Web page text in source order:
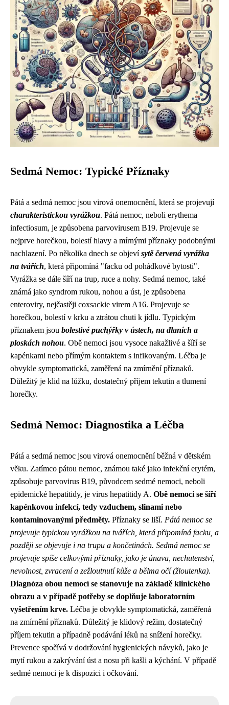
Sedmá Nemoc: Typické Příznaky
Pátá a sedmá nemoc jsou virová onemocnění, která se projevují
charakteristickou vyrážkou. Pátá nemoc, neboli erythema
infectiosum, je způsobena parvovirusem B19. Projevuje se
nejprve horečkou, bolestí hlavy a mírnými příznaky podobnými
nachlazení. Po několika dnech se objevísytě červená vyrážka
na tvářích, která připomíná "facku od pohádkové bytosti".
Vyrážka se dále šíří na trup, ruce a nohy. Sedmá nemoc, také
známá jako syndrom rukou, nohou a úst, je způsobena
enteroviry, nejčastěji coxsackie virem A16. Projevuje se
horečkou, bolestí v krku a ztrátou chuti k jídlu. Typickým
příznakem jsou bolestivé puchýřky v ústech, na dlaních a
ploskách nohou. Obě nemoci jsou vysoce nakažlivé a šíří se
kapénkami nebo přímým kontaktem s infikovaným. Léčba je
obvykle symptomatická, zaměřená na zmírnění příznaků.
Důležitý je klid na lůžku, dostatečný příjem tekutin a tlumení
horečky.
Sedmá Nemoc: Diagnostika a Léčba
Pátá a sedmá nemoc jsou virová onemocnění běžná v dětském
věku. Zatímco pátou nemoc, známou také jako infekční erytém,
způsobuje parvovirus B19, původcem sedmé nemoci, neboli
epidemické hepatitidy, je virus hepatitidy A. Obě nemoci se šíří
kapénkovou infekcí, tedy vzduchem, slinami nebo
kontaminovanými předměty. Příznaky se liší. Pátá nemoc se
projevuje typickou vyrážkou na tvářích, která připomíná facku, a
později se objevuje i na trupu a končetinách. Sedmá nemoc se
projevuje spíše celkovými příznaky, jako je únava, nechutenství,
nevolnost, zvracení a zežloutnutí kůže a bělma očí (žloutenka).
Diagnóza obou nemocí se stanovuje na základě klinického
obrazu a v případě potřeby se doplňuje laboratorním
vyšetřením krve. Léčba je obvykle symptomatická, zaměřená
na zmírnění příznaků. Důležitý je klidový režim, dostatečný
příjem tekutin a případně podávání léků na snížení horečky.
Prevence spočívá v dodržování hygienických návyků, jako je
mytí rukou a zakrývání úst a nosu při kašli a kýchání. V případě
sedmé nemoci je k dispozici i očkování.